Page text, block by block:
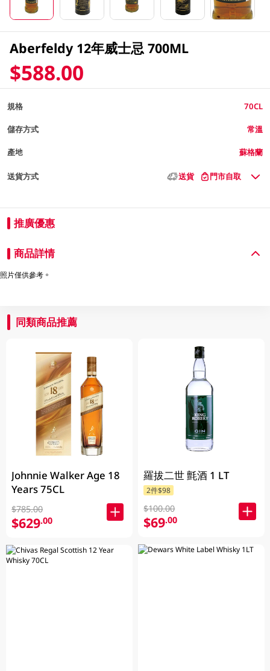
Aberfeldy 12年威士忌 700ML
$588.00
規格 70CL
儲存方式 常溫
產地 蘇格蘭
送貨方式 送貨 門市自取
推廣優惠
商品詳情
照片僅供參考。
同類商品推薦
Johnnie Walker Age 18
Years 75CL
$785.00
$629.00
羅拔二世 氈酒 1 LT
2件$98
$100.00
$69.00